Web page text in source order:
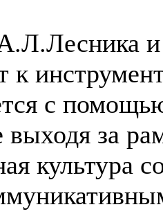
к
с
выходя за
культура